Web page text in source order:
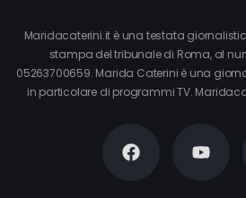
Maridacaterini.it è una testata
stampa del tribunale di Roma, al
05263700659. Marida Caterini è una
in particolare di programmi TV.